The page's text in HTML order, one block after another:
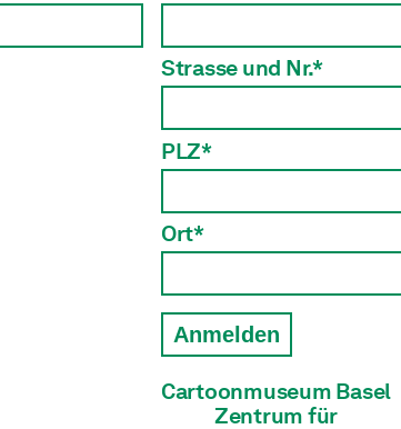
Strasse und Nr.*
PLZ*
Ort*
Anmelden
Cartoonmuseum Basel
Zentrum für